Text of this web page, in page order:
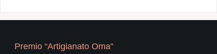
Premio “Artigianato Oma”